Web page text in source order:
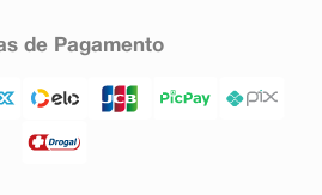
de Pagamento